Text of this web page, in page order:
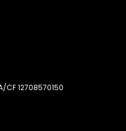
CF 12708570150